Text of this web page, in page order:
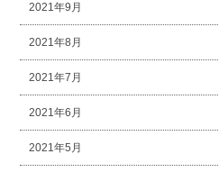
2021年9月
2021年8月
2021年7月
2021年6月
2021年5月